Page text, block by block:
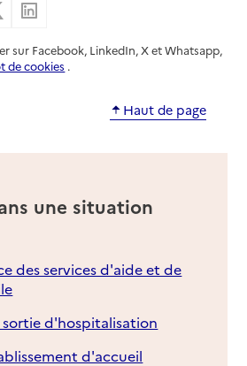
emailsur Facebook
Partager sur X
sur Facebook, LinkedIn, X et Whatsapp,
de cookies .
Haut de page
une situation
des services d'aide et de
sortie d'hospitalisation
d'accueil